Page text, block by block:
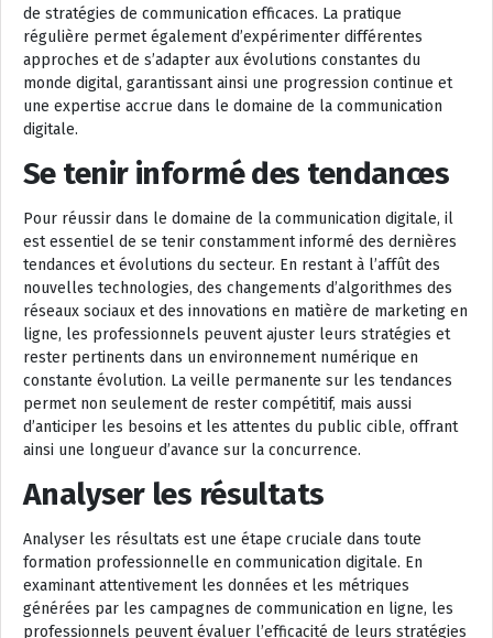
de stratégies de communication efficaces. La pratique
régulière permet également d’expérimenter différentes
approches et de s’adapter aux évolutions constantes du
monde digital, garantissant ainsi une progression continue et
une expertise accrue dans le domaine de la communication
digitale.
Se tenir informé des tendances
Pour réussir dans le domaine de la communication digitale, il
est essentiel de se tenir constamment informé des dernières
tendances et évolutions du secteur. En restant à l’affût des
nouvelles technologies, des changements d’algorithmes des
réseaux sociaux et des innovations en matière de marketing en
ligne, les professionnels peuvent ajuster leurs stratégies et
rester pertinents dans un environnement numérique en
constante évolution. La veille permanente sur les tendances
permet non seulement de rester compétitif, mais aussi
d’anticiper les besoins et les attentes du public cible, offrant
ainsi une longueur d’avance sur la concurrence.
Analyser les résultats
Analyser les résultats est une étape cruciale dans toute
formation professionnelle en communication digitale. En
examinant attentivement les données et les métriques
générées par les campagnes de communication en ligne, les
professionnels peuvent évaluer l’efficacité de leurs stratégies